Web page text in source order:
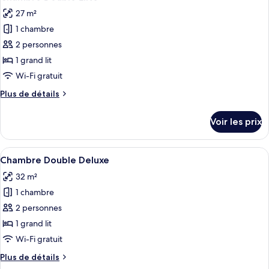
Chambre
Double
Exclusive
toutes
les
photos
pour
ce
type
chambre :
Élite
27 m²
1 chambre
2 personnes
1 grand lit
Wi-Fi gratuit
Plus de détails
Plus
le
type
de
Chambre
Double
Élite
Voir les prix
Afficher
toutes
les
photos
pour
ce
type
chambre :
Une chambre à coucher avec un lit,
12
Chambre Double Deluxe
32 m²
1 chambre
2 personnes
1 grand lit
Wi-Fi gratuit
Plus de détails
Plus